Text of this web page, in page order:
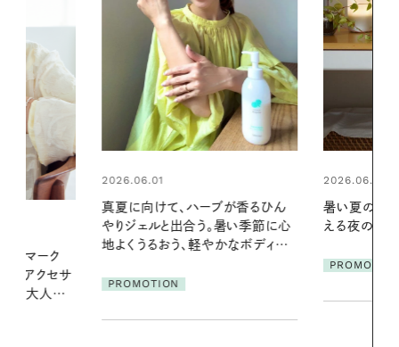
2026.06.01
暑い夏のナイトルーティン。私を整
える夜の爽やかご褒美ケア
2026.07.24
夏の髪と心
る【大人気の